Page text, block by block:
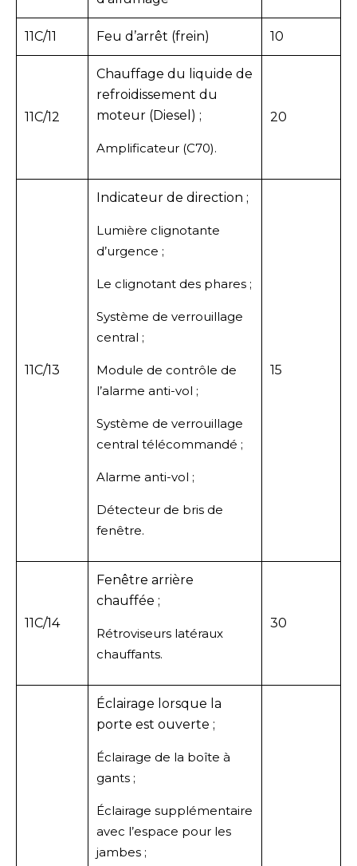
11C/11 Feu d’arrêt (frein) 10
11C/12
Chauffage du liquide de
refroidissement du
moteur (Diesel) ;
Amplificateur (C70).
20
11C/13
Indicateur de direction ;
Lumière clignotante
d’urgence ;
Le clignotant des phares ;
Système de verrouillage
central ;
Module de contrôle de
l’alarme anti-vol ;
Système de verrouillage
central télécommandé ;
Alarme anti-vol ;
Détecteur de bris de
fenêtre.
15
11C/14
Fenêtre arrière
chauffée ;
Rétroviseurs latéraux
chauffants.
30
Éclairage lorsque la
porte est ouverte ;
Éclairage de la boîte à
gants ;
Éclairage supplémentaire
avec l’espace pour les
jambes ;